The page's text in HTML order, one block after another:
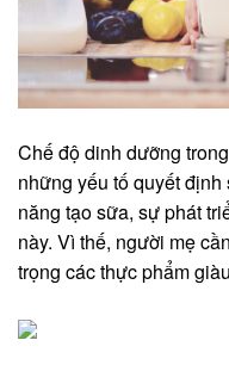
Chế độ dinh dưỡng
những yếu tố quyết
năng tạo sữa, sự phát
này. Vì thế, người mẹ
trọng các thực phẩm